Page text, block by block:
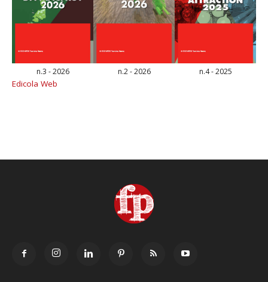
n.3 - 2026 n.2 - 2026 n.4 - 2025
Edicola Web